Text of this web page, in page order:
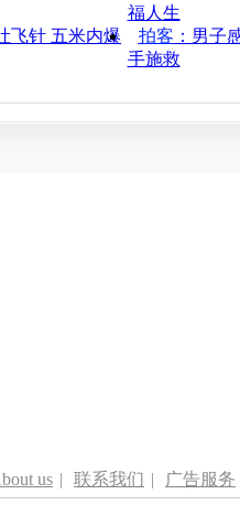
福人生
飞针 五米内爆
拍客 ：男子
手施救
us | 联系我们 | 广告服务